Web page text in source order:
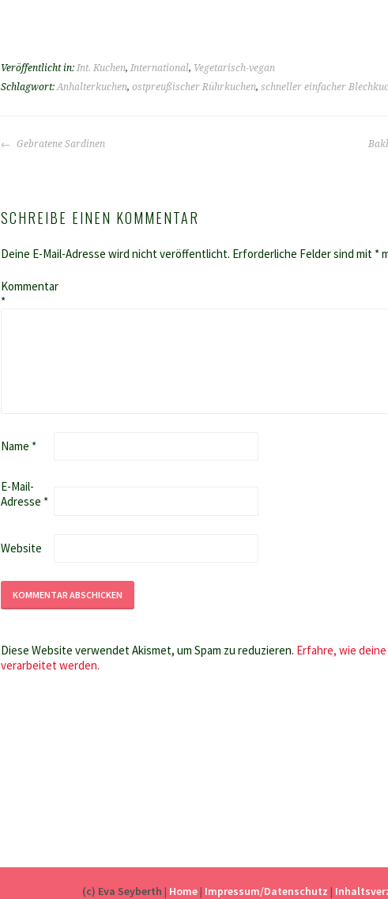
Veröffentlicht in: Int. Kuchen, International, Vegetarisch-vegan
Schlagwort:Anhalterkuchen, ostpreußischer Rührkuchen, schneller einfacher
BEITRAGS-
Gebratene Sardinen
SCHREIBE EINEN KOMMENTAR
Deine E-Mail-Adresse wird nicht veröffentlicht. Erforderliche Felder sind mit *
Kommentar
*
Name *
E-Mail-
Adresse *
Website
Diese Website verwendet Akismet, um Spam zu reduzieren. Erfahre, wie
verarbeitet werden.
(c) Eva Seyberth | Home| Impressum/Datenschutz |